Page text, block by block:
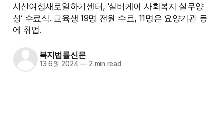
서산여성새로일하기센터, ‘실버케어 사회복지 실무양
성’ 수료식. 교육생 19명 전원 수료, 11명은 요양기관 등
에 취업.
복지법률신문
13 6월 2024 —2 min read